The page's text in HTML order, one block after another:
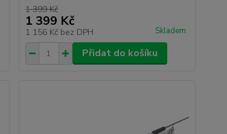
1 399 Kč
1 399 Kč
1 156 Kč bez DPH Skladem
Přidat do košíku